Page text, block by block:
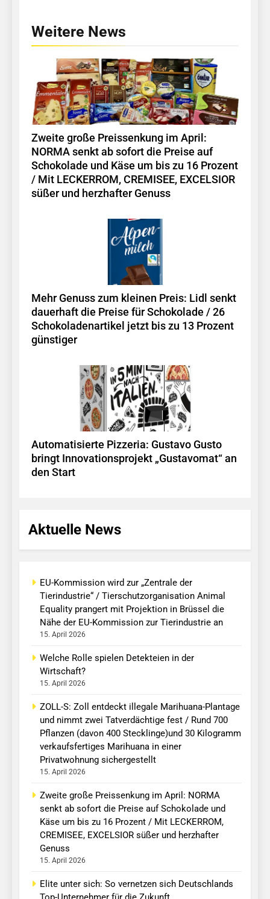
Weitere News
Zweite große Preissenkung im April:
NORMA senkt ab sofort die Preise auf
Schokolade und Käse um bis zu 16 Prozent
/ Mit LECKERROM, CREMISEE, EXCELSIOR
süßer und herzhafter Genuss
Mehr Genuss zum kleinen Preis: Lidl senkt
dauerhaft die Preise für Schokolade / 26
Schokoladenartikel jetzt bis zu 13 Prozent
günstiger
Automatisierte Pizzeria: Gustavo Gusto
bringt Innovationsprojekt „Gustavomat“ an
den Start
Aktuelle News
EU-Kommission wird zur „Zentrale der
Tierindustrie“ / Tierschutzorganisation Animal
Equality prangert mit Projektion in Brüssel die
Nähe der EU-Kommission zur Tierindustrie an
15. April 2026
Welche Rolle spielen Detekteien in der
Wirtschaft?
15. April 2026
ZOLL-S: Zoll entdeckt illegale Marihuana-Plantage
und nimmt zwei Tatverdächtige fest / Rund 700
Pflanzen (davon 400 Stecklinge)und 30 Kilogramm
verkaufsfertiges Marihuana in einer
Privatwohnung sichergestellt
15. April 2026
Zweite große Preissenkung im April: NORMA
senkt ab sofort die Preise auf Schokolade und
Käse um bis zu 16 Prozent / Mit LECKERROM,
CREMISEE, EXCELSIOR süßer und herzhafter
Genuss
15. April 2026
Elite unter sich: So vernetzen sich Deutschlands